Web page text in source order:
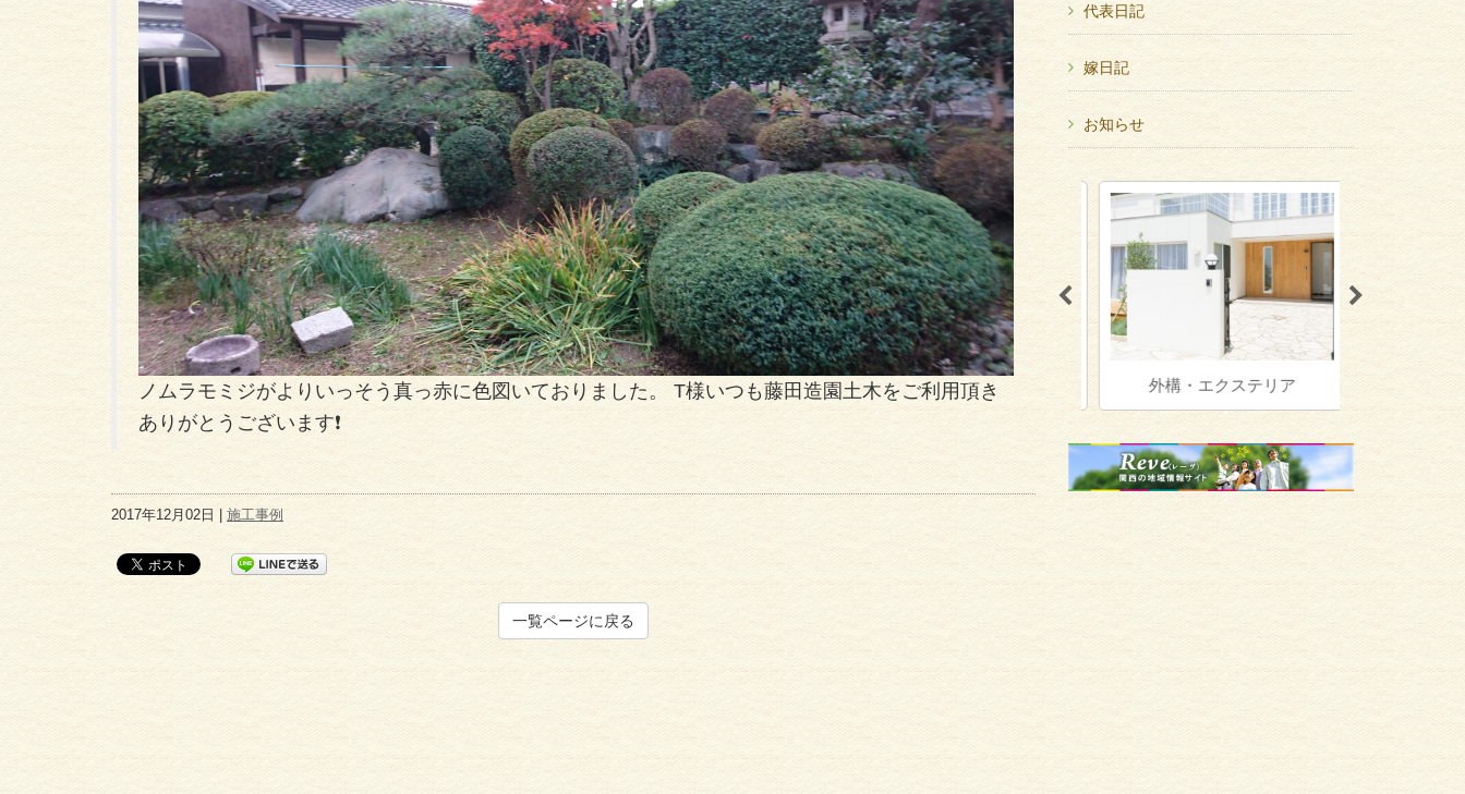
ノムラモミジがよりいっそう真っ赤に色図いておりました。 T様いつも藤田造園土木をご利用頂き
ありがとうございます❗
2017年12月02日 | 施工事例
一覧ページに戻る
代表日記
嫁日記
お知らせ
住宅リフォーム一式
剪定
外構・エクステリア